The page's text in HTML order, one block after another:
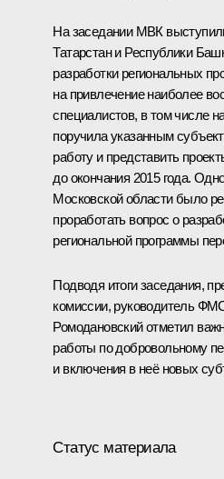
На заседании МВК
Татарстан и Республики
разработки региональных
на привлечение наиболее
специалистов, в том числе
поручила указанным
работу и представить
до окончания 2015 года.
Московской области было
проработать вопрос о
региональной программы
Подводя итоги заседания,
комиссии, руководитель
Ромодановский отметил
работы по добровольному
и включения в неё новых
Статус материала